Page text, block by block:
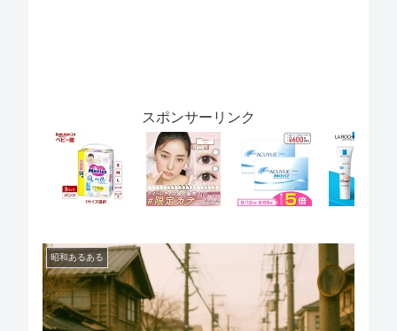
スポンサーリンク
昭和あるある